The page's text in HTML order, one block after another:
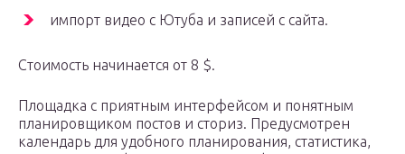
импорт видео с Ютуба и записей с сайта.
Стоимость начинается от 8 $.
Площадка с приятным интерфейсом и понятным
планировщиком постов и сториз. Предусмотрен
календарь для удобного планирования, статистика,